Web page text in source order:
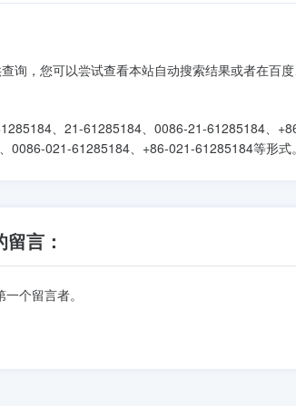
查询，您可以尝试查看本站自动搜索结果或者在百
、21-61285184、0086-21-61285184、
0086-021-61285184、+86-021-61285184等形式。
言：
个留言者。